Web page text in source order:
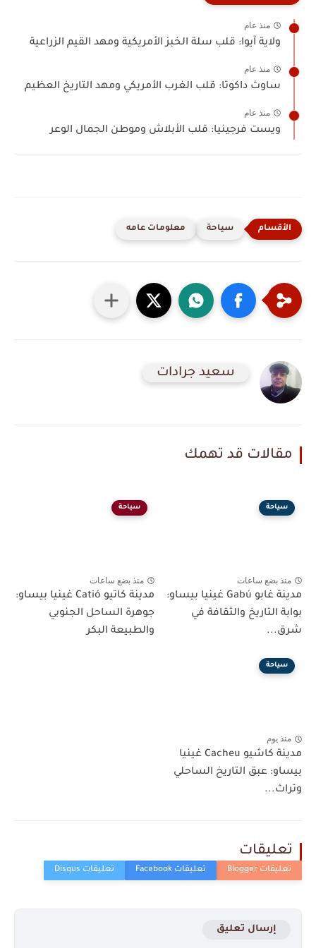
منذ عام
ولاية آيوا: قلب سلة الخبز الأمريكية ومهد القيم الزراعية
منذ عام
ساوث داكوتا: قلب الغرب الأمريكي ومهد التاريخ العظيم
منذ عام
ويست فرجينيا: قلب الأبلاش وموطن الجمال الوعر
سياحة معلومات عامه
سعيد جرادات
مقالات قد تهمك
سياحة
منذ بضع ساعات
مدينة غابو Gabú غينيا بيساو:
بوابة التاريخ والثقافة في
شرق...
سياحة
منذ بضع ساعات
مدينة كاتيو Catió غينيا بيساو:
جوهرة الساحل الجنوبي
والطبيعة البكر
سياحة
منذ يوم
مدينة كاشيو Cacheu غينيا
بيساو: عبق التاريخ الساحلي
وتراث...
تعليقات
إرسال تعليق